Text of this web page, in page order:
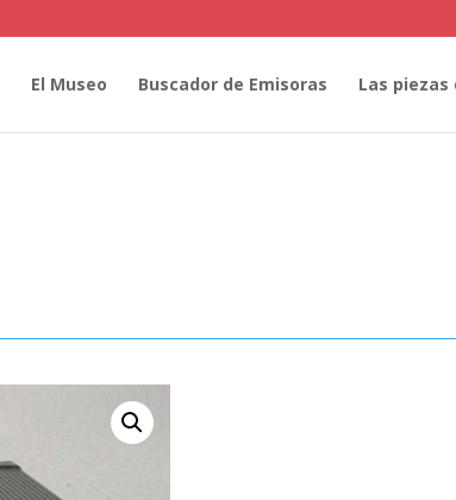
El Museo Buscador de Emisoras Las piezas